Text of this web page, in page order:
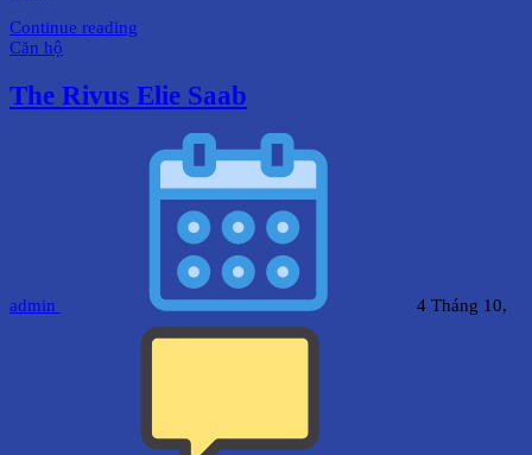
Continue reading
Căn hộ
The Rivus Elie Saab
admin 4 Tháng 10,